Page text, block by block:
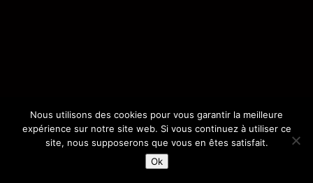
Nous utilisons des cookies pour vous garantir la meilleure
expérience sur notre site web. Si vous continuez à utiliser ce
site, nous supposerons que vous en êtes satisfait.
Ok